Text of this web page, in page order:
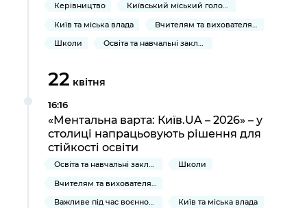
Керівництво
Київський міський голова
Київ та міська влада
Школи
Освіта та навчальні заклади
22 квітня
16:16
«Ментальна варта: Київ.UA – 2026» – у
столиці напрацьовують рішення для
стійкості освіти
Освіта та навчальні заклади
Школи
Важливе під час воєнного стану
Київ та міська влада